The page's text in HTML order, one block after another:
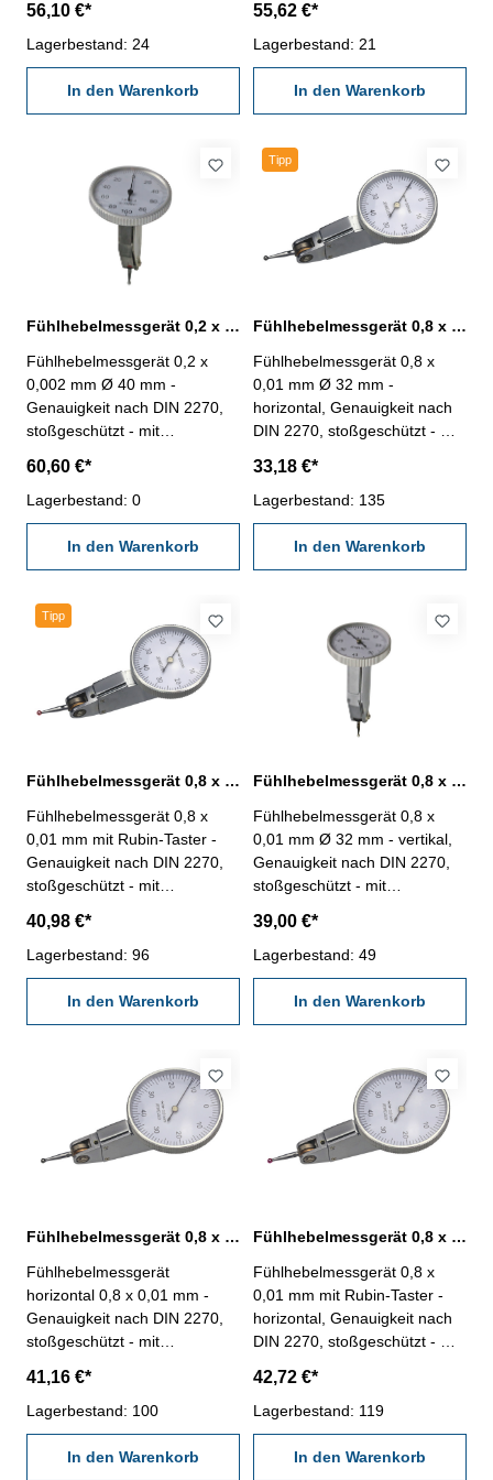
mm - automatische Umkehr
der Messrichtung - mit
Schwalbenschwanzführungen
für Einspannschaft Ø 6 mm
und Ø 8 mm (inkl.) - im
0-100-0 mmAblesung: 0,002
mm Messbereich: 0,2 mm
56,10 €*
Lagerbestand: 24
In den Warenkorb
Messeinsatz Ø 2 mm -
automatische Umkehr der
Messrichtung - mit
Schwalbenschwanzführungen
für Einspannschaft Ø 6 mm
Behältnis / Kasten Bezifferung:
0-100-0 mmAblesung: 0,002
mm Messbereich: 0,2 mm
55,62 €*
Lagerbestand: 21
In den Warenkorb
Fühlhebelmessgerät 0,2 x 0,002 mm Ø 40 mm vertikal
Fühlhebelmessgerät 0,2 x
0,002 mm Ø 40 mm -
Genauigkeit nach DIN 2270,
stoßgeschützt - mit
Messeinsatz Ø 2 mm -
automatische Umkehr der
Messrichtung - mit
Schwalbenschwanzführungen
für Einspannschaft Ø 6 mm
Behältnis / Kasten Bezifferung:
0-100-0 mmAblesung: 0,002
mm Messbereich: 0,2 mm
60,60 €*
Lagerbestand: 0
In den Warenkorb
Tipp
Fühlhebelmessgerät 0,8 x 0,01 mm Ø 32 mm horizontal
Fühlhebelmessgerät 0,8 x
0,01 mm Ø 32 mm -
horizontal, Genauigkeit nach
DIN 2270, stoßgeschützt - mit
Messeinsatz Ø 2 mm -
automatische Umkehr der
Messrichtung - mit
Schwalbenschwanzführungen
für Einspannschaft Ø 6 mm
Behältnis / Kasten Bezifferung:
0-40-0 mmAblesung: 0,01 mm
Messbereich: 0,8 mm
33,18 €*
Lagerbestand: 135
In den Warenkorb
Tipp
Fühlhebelmessgerät 0,8 x 0,01 mm Ø 32 mm mit Rubin-Taster
Fühlhebelmessgerät 0,8 x
0,01 mm mit Rubin-Taster -
Genauigkeit nach DIN 2270,
stoßgeschützt - mit
Messeinsatz Ø 2 mm -
automatische Umkehr der
Messrichtung - mit
Schwalbenschwanzführungen
für Einspannschaft Ø 6 mm
Behältnis / Kasten Außenring:
Ø 32 mm Bezifferung: 0-40-0
mmAblesung: 0,01 mm
Messbereich: 0,8 mm
40,98 €*
Lagerbestand: 96
In den Warenkorb
Fühlhebelmessgerät 0,8 x 0,01 mm Ø 32 mm vertikal
Fühlhebelmessgerät 0,8 x
0,01 mm Ø 32 mm - vertikal,
Genauigkeit nach DIN 2270,
stoßgeschützt - mit
Messeinsatz Ø 2 mm -
automatische Umkehr der
Messrichtung - mit
Schwalbenschwanzführungen
für Einspannschaft Ø 6 mm
Behältnis / Kasten Bezifferung:
0-40-0 mmAblesung: 0,01 mm
Messbereich: 0,8 mm
39,00 €*
Lagerbestand: 49
In den Warenkorb
Fühlhebelmessgerät 0,8 x 0,01 mm Ø 38 mm horizontal
Fühlhebelmessgerät
horizontal 0,8 x 0,01 mm -
Genauigkeit nach DIN 2270,
stoßgeschützt - mit
Messeinsatz Ø 2 mm -
automatische Umkehr der
Messrichtung - mit
Schwalbenschwanzführungen
41,16 €*
Lagerbestand: 100
In den Warenkorb
Fühlhebelmessgerät 0,8 x 0,01 mm Ø 38 mm mit Rubin-Taster
Fühlhebelmessgerät 0,8 x
0,01 mm mit Rubin-Taster -
horizontal, Genauigkeit nach
DIN 2270, stoßgeschützt - mit
Messeinsatz Ø 2 mm -
automatische Umkehr der
Messrichtung - mit
Schwalbenschwanzführungen
42,72 €*
Lagerbestand: 119
In den Warenkorb